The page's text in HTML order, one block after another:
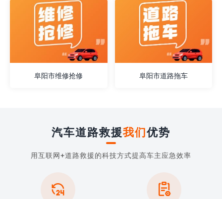
阜阳市维修抢修 阜阳市道路拖车
汽车道路救援我们优势
用互联网+道路救援的科技方式提高车主应急效率
 